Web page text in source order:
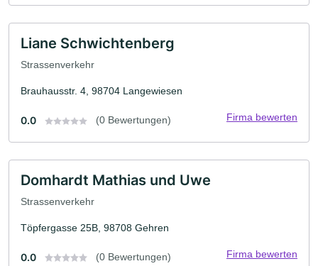
Liane Schwichtenberg
Strassenverkehr
Brauhausstr. 4, 98704 Langewiesen
0.0 (0 Bewertungen) Firma bewerten
Domhardt Mathias und Uwe
Strassenverkehr
Töpfergasse 25B, 98708 Gehren
0.0 (0 Bewertungen) Firma bewerten